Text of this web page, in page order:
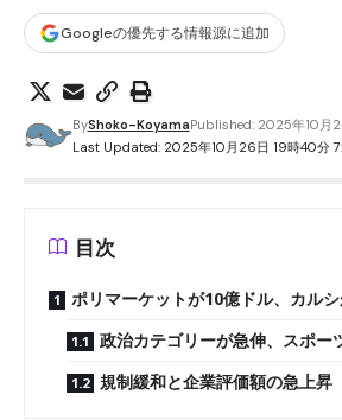
Googleの優先する情報源に追加
Last Updated: 2025年10月26日 19時40分
ByShoko-KoyamaPublished: 2025年10月
目次
ポリマーケットが10億ドル、カル
政治カテゴリーが急伸、スポー
規制緩和と企業評価額の急上昇